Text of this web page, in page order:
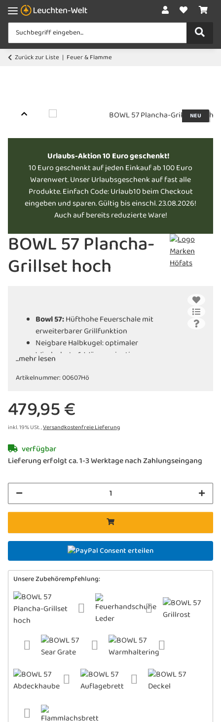
Zurück zur Liste Feuer & Flamme
NEU
Urlaubs-Aktion 10 Euro geschenkt!
10 Euro geschenkt auf jeden Einkauf ab 100 Euro
Warenwert. Unser Urlaubsgeschenk auf fast alle
Produkte. Einfach Code: Urlaub10 beim Checkout
eingeben und sparen. Gültig bis einschl. 23.08.2026!
Auch auf bereits reduzierte Ware!
BOWL 57 Plancha-
Grillset hoch
Bowl 57:Hüfthohe Feuerschale mit
erweiterbarer Grillfunktion
Neigbare Halbkugel: optimaler
Windschutz & Wärmeorientierung
Luftzufuhr
filigrane Optik, angenehme Höhe
Ohne Werkzeug schnell auf- &
abzubauen
herausnehmbarer Ascheschale
Mit Plancha oder Grillrost-Einsatz
Verifiziert nach Grillnorm EN1860
Auch als bodennahe Feuerschale mit
Sternfuß verwendbar (Zubehör)
Halbkugel: Stahl, emailliert;
Innenliegende Ascheschale: Stahl,
emailliert; Dreibein: Edelstahl, massiv
Emailliertes Gusseisen,
optimale Wärmespeicherung
Sichere Auflage über drei Stützpunkte
Antihaftbeschichtung für fettarmes
Braten & Kochen
Tiefergesetzt mit kleinem Außenrand,
herabfallen können
Lieferumfang:
BOWL 57 Feuerschale,
2x BOWL 57 Plancha
...mehr lesen
Artikelnummer:00607Hö
479,95 €
inkl. 19% USt. ,Versandkostenfreie Lieferung
verfügbar
Lieferung erfolgt ca. 1-3 Werktage nach Zahlungseingang
Consent erteilen
Unsere Zubehörempfehlung: